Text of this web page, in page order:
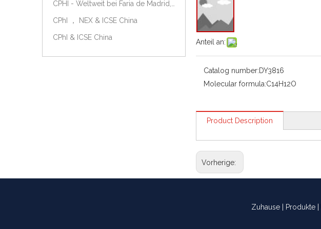
CPhI ， NEX & ICSE China
CPhI & ICSE China
Anteil an:
Catalog number:DY3816
Molecular formula:C14H12O
Product Description
Vorherige:
Zuhause Produkte